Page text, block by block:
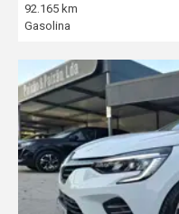
92.165 km
Gasolina